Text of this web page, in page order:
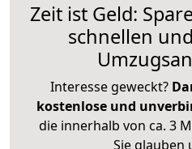
Zeit ist Geld:
schnellen
Interesse geweckt?
kostenlose und
die innerhalb von ca. 3
Sie glauben